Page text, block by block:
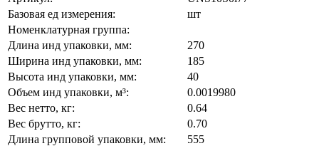
Базовая ед измерения:
шт
Номенклатурная группа:
Длина инд упаковки, мм:
270
Ширина инд упаковки, мм:
185
Высота инд упаковки, мм:
40
Объем инд упаковки, м³:
0.0019980
Вес нетто, кг:
0.64
Вес брутто, кг:
0.70
Длина групповой упаковки, мм:
555